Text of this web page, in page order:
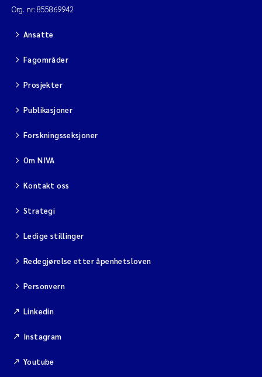
Org. nr: 855869942
Ansatte
Fagområder
Prosjekter
Publikasjoner
Forskningsseksjoner
Om NIVA
Kontakt oss
Strategi
Ledige stillinger
Redegjørelse etter åpenhetsloven
Personvern
Linkedin
Instagram
Youtube